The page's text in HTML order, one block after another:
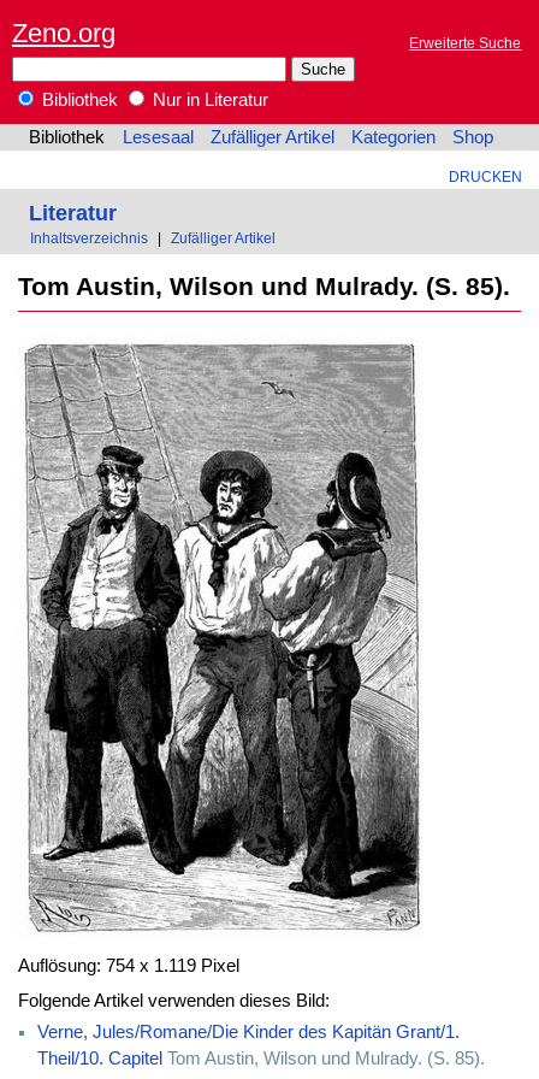
Zeno.org Erweiterte Suche
Bibliothek
Nur in Literatur
Bibliothek
Lesesaal Zufälliger Artikel Kategorien Shop
DRUCKEN
Literatur
Inhaltsverzeichnis Zufälliger Artikel
Tom Austin, Wilson und Mulrady. (S. 85).
Auflösung: 754 x 1.119 Pixel
Folgende Artikel verwenden dieses Bild:
Verne, Jules/Romane/Die Kinder des Kapitän Grant/1.
Theil/10. Capitel Tom Austin, Wilson und Mulrady. (S. 85).